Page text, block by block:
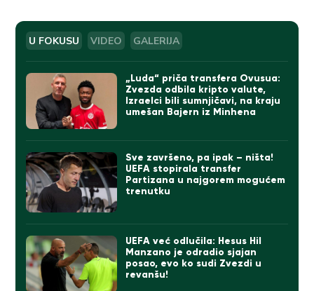
U FOKUSU VIDEO GALERIJA
„Luda“ priča transfera Ovusua:
Zvezda odbila kripto valute,
Izraelci bili sumnjičavi, na kraju
umešan Bajern iz Minhena
Sve završeno, pa ipak – ništa!
UEFA stopirala transfer
Partizana u najgorem mogućem
trenutku
UEFA već odlučila: Hesus Hil
Manzano je odradio sjajan
posao, evo ko sudi Zvezdi u
revanšu!